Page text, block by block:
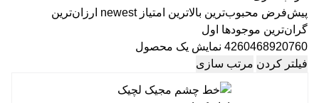
پیش‌فرض محبوب‌ترین بالاترین امتیاز newest ارزان‌ترین
گران‌ترین موجودها اول
4260468920760 نمایش یک محصول
فیلتر کردن مرتب سازی